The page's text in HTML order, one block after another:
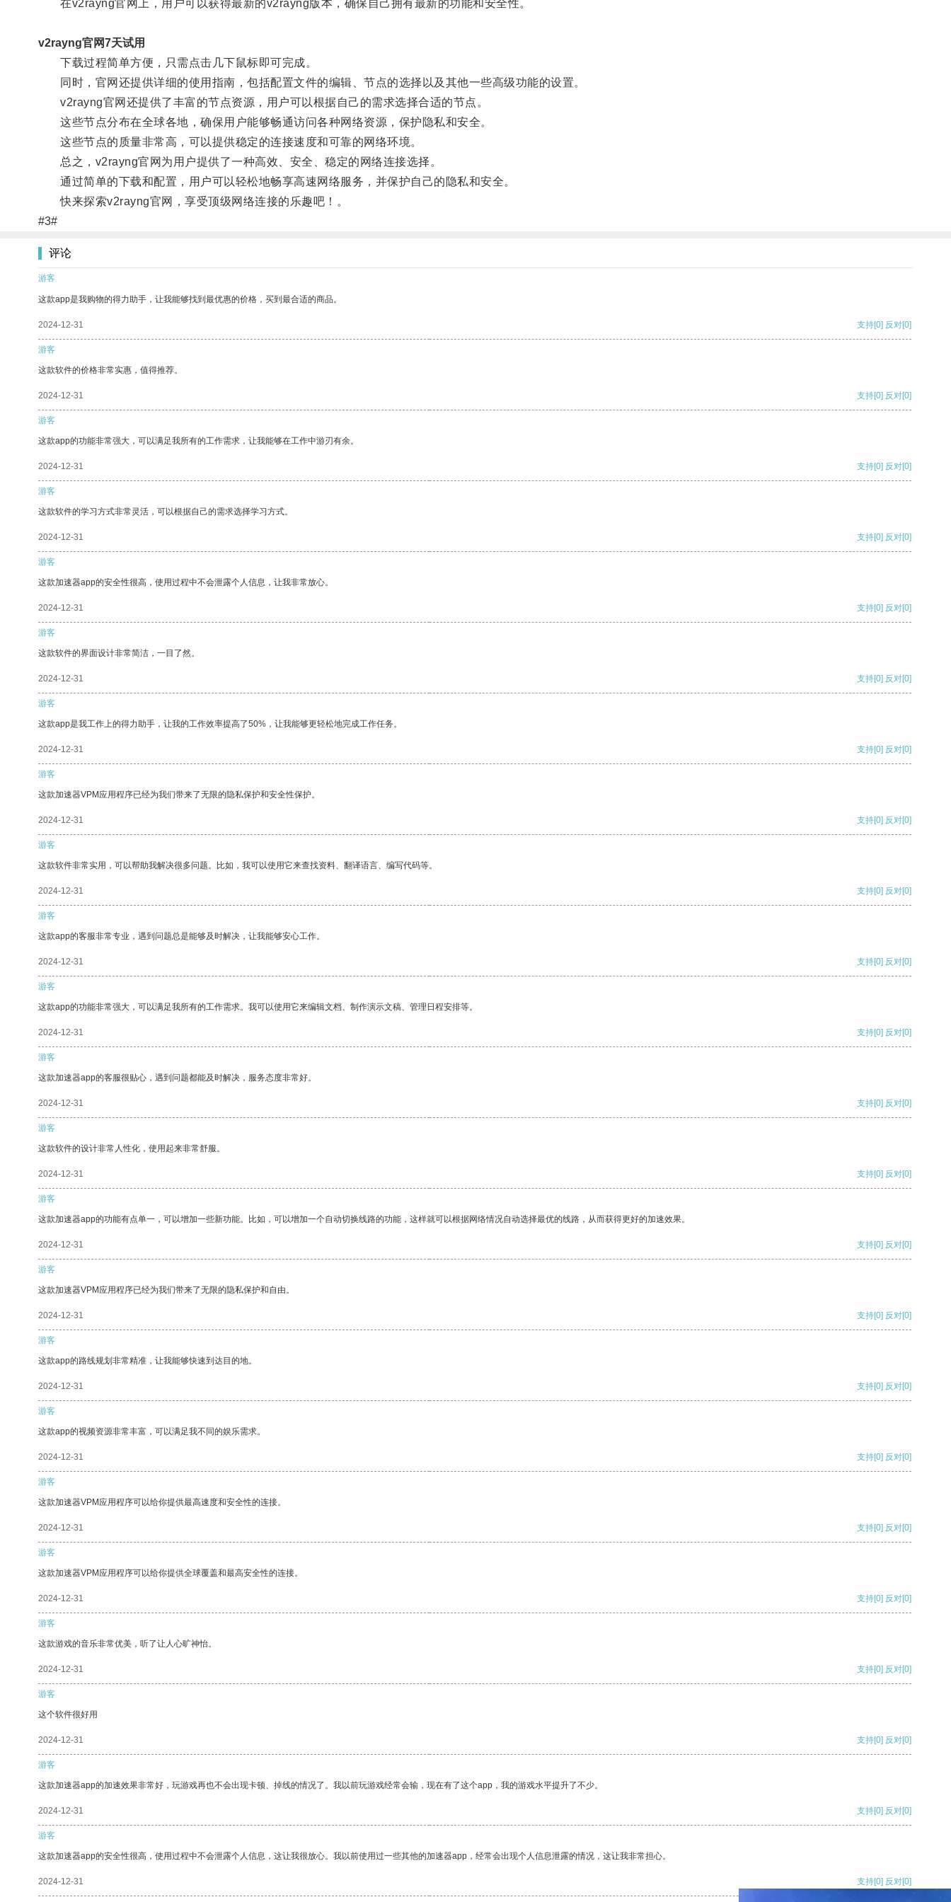
在v2rayng官网上，用户可以获得最新的v2rayng版本，确保自己拥有最新的功能和安全性。
v2rayng官网7天试用
下载过程简单方便，只需点击几下鼠标即可完成。
同时，官网还提供详细的使用指南，包括配置文件的编辑、节点的选择以及其他一些高级功能的设置。
v2rayng官网还提供了丰富的节点资源，用户可以根据自己的需求选择合适的节点。
这些节点分布在全球各地，确保用户能够畅通访问各种网络资源，保护隐私和安全。
这些节点的质量非常高，可以提供稳定的连接速度和可靠的网络环境。
总之，v2rayng官网为用户提供了一种高效、安全、稳定的网络连接选择。
通过简单的下载和配置，用户可以轻松地畅享高速网络服务，并保护自己的隐私和安全。
快来探索v2rayng官网，享受顶级网络连接的乐趣吧！。
#3#
评论
游客
这款app是我购物的得力助手，让我能够找到最优惠的价格，买到最合适的商品。
2024-12-31 支持[0] 反对[0]
游客
这款软件的价格非常实惠，值得推荐。
2024-12-31 支持[0] 反对[0]
游客
这款app的功能非常强大，可以满足我所有的工作需求，让我能够在工作中游刃有余。
2024-12-31 支持[0] 反对[0]
游客
这款软件的学习方式非常灵活，可以根据自己的需求选择学习方式。
2024-12-31 支持[0] 反对[0]
游客
这款加速器app的安全性很高，使用过程中不会泄露个人信息，让我非常放心。
2024-12-31 支持[0] 反对[0]
游客
这款软件的界面设计非常简洁，一目了然。
2024-12-31 支持[0] 反对[0]
游客
这款app是我工作上的得力助手，让我的工作效率提高了50%，让我能够更轻松地完成工作任务。
2024-12-31 支持[0] 反对[0]
游客
这款加速器VPM应用程序已经为我们带来了无限的隐私保护和安全性保护。
2024-12-31 支持[0] 反对[0]
游客
这款软件非常实用，可以帮助我解决很多问题。比如，我可以使用它来查找资料、翻译语言、编写代码等。
2024-12-31 支持[0] 反对[0]
游客
这款app的客服非常专业，遇到问题总是能够及时解决，让我能够安心工作。
2024-12-31 支持[0] 反对[0]
游客
这款app的功能非常强大，可以满足我所有的工作需求。我可以使用它来编辑文档、制作演示文稿、管理日程安排等。
2024-12-31 支持[0] 反对[0]
游客
这款加速器app的客服很贴心，遇到问题都能及时解决，服务态度非常好。
2024-12-31 支持[0] 反对[0]
游客
这款软件的设计非常人性化，使用起来非常舒服。
2024-12-31 支持[0] 反对[0]
游客
这款加速器app的功能有点单一，可以增加一些新功能。比如，可以增加一个自动切换线路的功能，这样就可以根据网络情况自动选择最优的线路，从而获得更好的加速效果。
2024-12-31 支持[0] 反对[0]
游客
这款加速器VPM应用程序已经为我们带来了无限的隐私保护和自由。
2024-12-31 支持[0] 反对[0]
游客
这款app的路线规划非常精准，让我能够快速到达目的地。
2024-12-31 支持[0] 反对[0]
游客
这款app的视频资源非常丰富，可以满足我不同的娱乐需求。
2024-12-31 支持[0] 反对[0]
游客
这款加速器VPM应用程序可以给你提供最高速度和安全性的连接。
2024-12-31 支持[0] 反对[0]
游客
这款加速器VPM应用程序可以给你提供全球覆盖和最高安全性的连接。
2024-12-31 支持[0] 反对[0]
游客
这款游戏的音乐非常优美，听了让人心旷神怡。
2024-12-31 支持[0] 反对[0]
游客
这个软件很好用
2024-12-31 支持[0] 反对[0]
游客
这款加速器app的加速效果非常好，玩游戏再也不会出现卡顿、掉线的情况了。我以前玩游戏经常会输，现在有了这个app，我的游戏水平提升了不少。
2024-12-31 支持[0] 反对[0]
游客
这款加速器app的安全性很高，使用过程中不会泄露个人信息，这让我很放心。我以前使用过一些其他的加速器app，经常会出现个人信息泄露的情况，这让我非常担心。
2024-12-31 支持[0] 反对[0]